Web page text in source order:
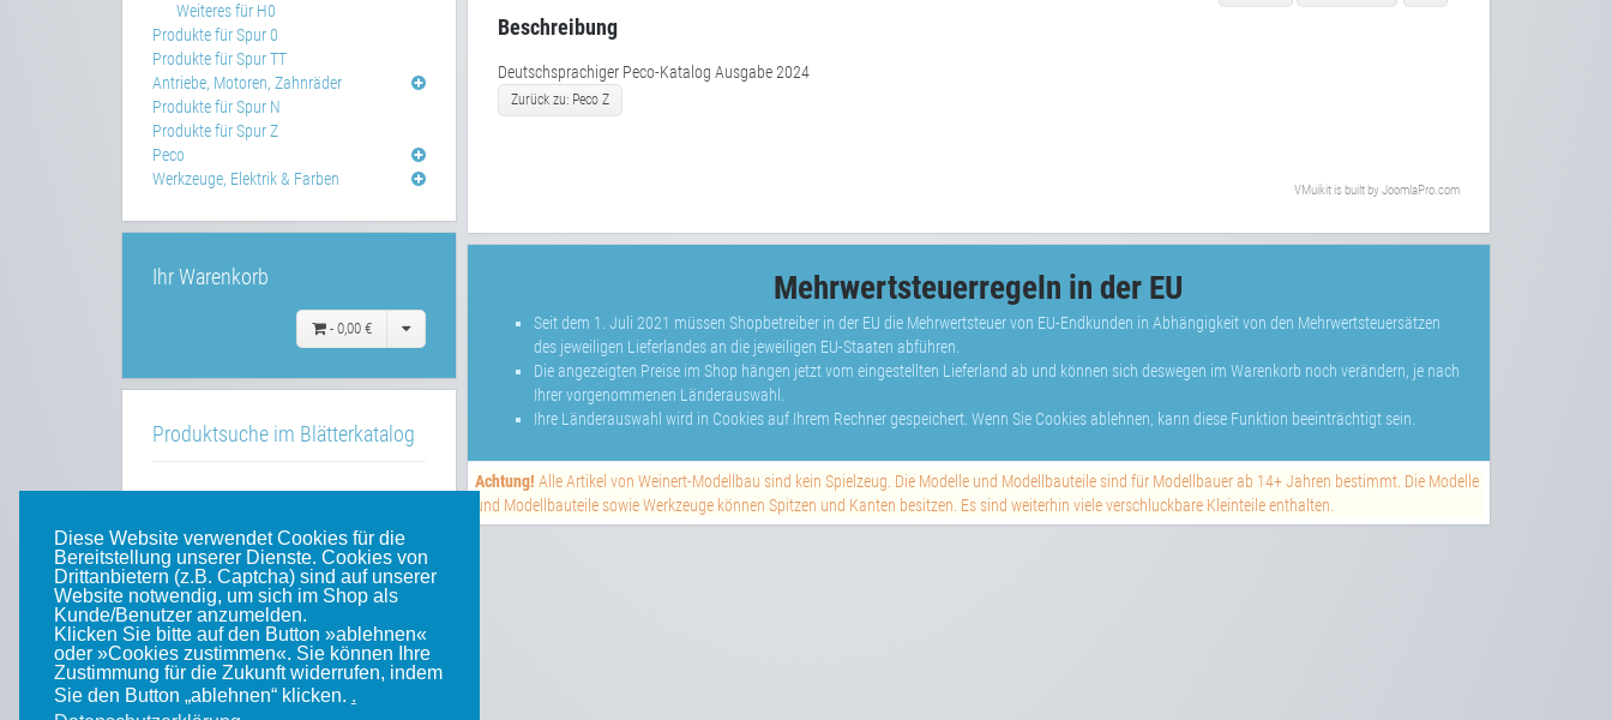
Diese Website verwendet Cookies für die
Bereitstellung unserer Dienste. Cookies von
Drittanbietern (z.B. Captcha) sind auf unserer
Website notwendig, um sich im Shop als
Kunde/Benutzer anzumelden.
Klicken Sie bitte auf den Button »ablehnen«
oder »Cookies zustimmen«. Sie können Ihre
Zustimmung für die Zukunft widerrufen, indem
Sie den Button „ablehnen“ klicken. .
Beschreibung
Deutschsprachiger Peco-Katalog Ausgabe 2024
Zurück zu: Peco Z
VMuikit is built by JoomlaPro.com
Mehrwertsteuerregeln in der EU
Seit dem 1. Juli 2021 müssen Shopbetreiber in der EU die Mehrwertsteuer von EU-Endkunden in Abhängigkeit von den Mehrwertsteuersätzen
des jeweiligen Lieferlandes an die jeweiligen EU-Staaten abführen.
Die angezeigten Preise im Shop hängen jetzt vom eingestellten Lieferland ab und können sich deswegen im Warenkorb noch verändern, je nach
Ihrer vorgenommenen Länderauswahl.
Ihre Länderauswahl wird in Cookies auf Ihrem Rechner gespeichert. Wenn Sie Cookies ablehnen, kann diese Funktion beeinträchtigt sein.
Achtung! Alle Artikel von Weinert-Modellbau sind kein Spielzeug. Die Modelle und Modellbauteile sind für Modellbauer ab 14+ Jahren bestimmt. Die Modelle
und Modellbauteile sowie Werkzeuge können Spitzen und Kanten besitzen. Es sind weiterhin viele verschluckbare Kleinteile enthalten.
Weiteres für H0
Produkte für Spur 0
Produkte für Spur TT
Antriebe, Motoren, Zahnräder
Produkte für Spur N
Produkte für Spur Z
Peco
Werkzeuge, Elektrik & Farben
Ihr Warenkorb
- 0,00 €
Produktsuche im Blätterkatalog
Unsere weiteren Websites
Weinert-Blog
mein Gleis